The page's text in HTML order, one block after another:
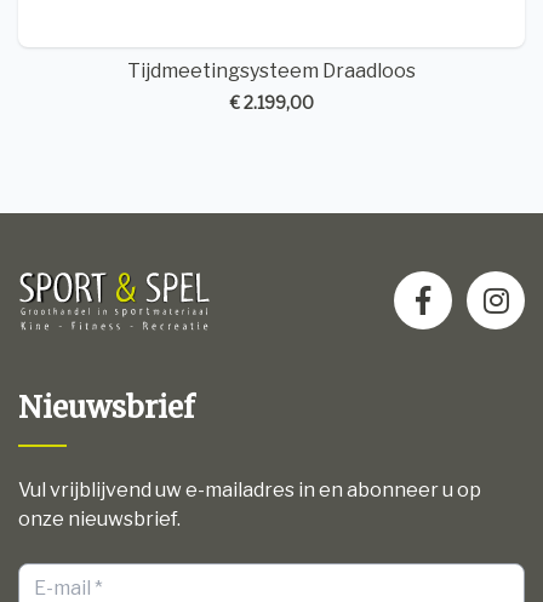
Tijdmeetingsysteem Draadloos
€ 2.199,00
Nieuwsbrief
Vul vrijblijvend uw e-mailadres in en abonneer u op
onze nieuwsbrief.